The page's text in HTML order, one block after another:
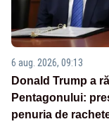
6 aug. 2026, 09:13
Donald Trump a
Pentagonului:
penuria de